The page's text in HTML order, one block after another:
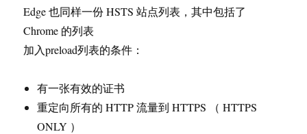
Edge 也同样一份 HSTS 站点列表，其中包括了
Chrome 的列表
加入preload列表的条件：
有一张有效的证书
重定向所有的 HTTP 流量到 HTTPS （ HTTPS
ONLY ）